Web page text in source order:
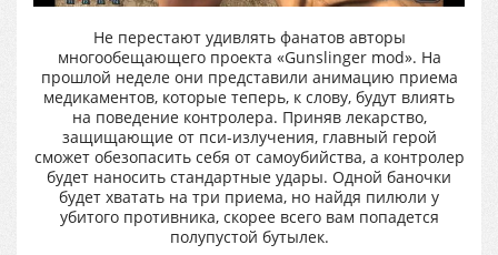
Не перестают удивлять фанатов авторы
многообещающего проекта «Gunslinger mod». На
прошлой неделе они представили анимацию приема
медикаментов, которые теперь, к слову, будут влиять
на поведение контролера. Приняв лекарство,
защищающие от пси-излучения, главный герой
сможет обезопасить себя от самоубийства, а контролер
будет наносить стандартные удары. Одной баночки
будет хватать на три приема, но найдя пилюли у
убитого противника, скорее всего вам попадется
полупустой бутылек.